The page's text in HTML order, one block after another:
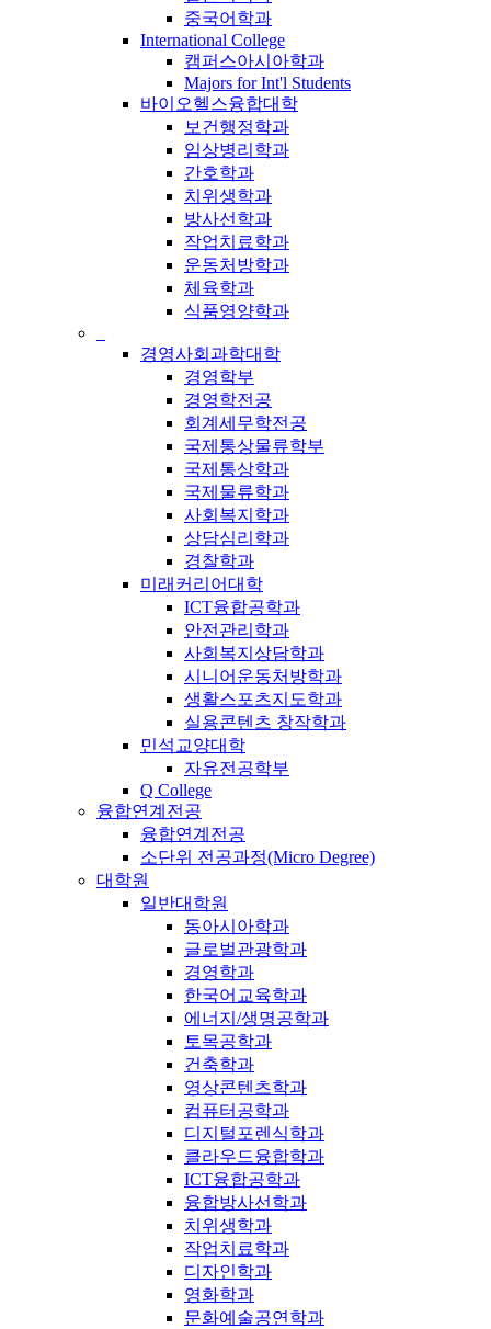
중국어학과
International College
캠퍼스아시아학과
Majors for Int'l Students
바이오헬스융합대학
보건행정학과
임상병리학과
간호학과
치위생학과
방사선학과
작업치료학과
운동처방학과
체육학과
식품영양학과
경영사회과학대학
경영학부
경영학전공
회계세무학전공
국제통상물류학부
국제통상학과
국제물류학과
사회복지학과
상담심리학과
경찰학과
미래커리어대학
ICT융합공학과
안전관리학과
사회복지상담학과
시니어운동처방학과
생활스포츠지도학과
실용콘텐츠 창작학과
민석교양대학
자유전공학부
Q College
융합연계전공
융합연계전공
소단위 전공과정(Micro Degree)
대학원
일반대학원
동아시아학과
글로벌관광학과
경영학과
한국어교육학과
에너지/생명공학과
토목공학과
건축학과
영상콘텐츠학과
컴퓨터공학과
디지털포렌식학과
클라우드융합학과
ICT융합공학과
융합방사선학과
치위생학과
작업치료학과
디자인학과
영화학과
문화예술공연학과